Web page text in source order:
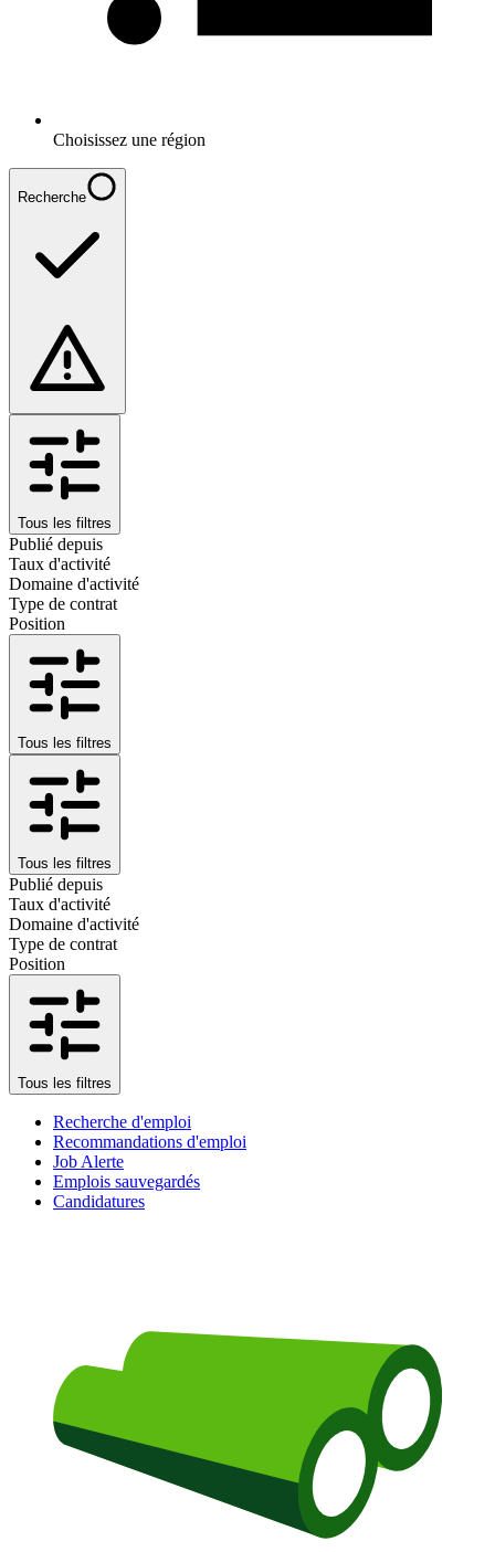
Choisissez une région
Recherche
Tous les filtres
Publié depuis
Taux d'activité
Domaine d'activité
Type de contrat
Position
Tous les filtres
Tous les filtres
Publié depuis
Taux d'activité
Domaine d'activité
Type de contrat
Position
Tous les filtres
Recherche d'emploi
Recommandations d'emploi
Job Alerte
Emplois sauvegardés
Candidatures